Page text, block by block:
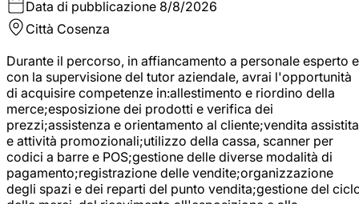
Data di pubblicazione 8/8/2026
Città Cosenza
Durante il percorso, in affiancamento a personale esperto e
con la supervisione del tutor aziendale, avrai l'opportunità
di acquisire competenze in:allestimento e riordino della
merce;esposizione dei prodotti e verifica dei
prezzi;assistenza e orientamento al cliente;vendita assistita
e attività promozionali;utilizzo della cassa, scanner per
codici a barre e POS;gestione delle diverse modalità di
pagamento;registrazione delle vendite;organizzazione
degli spazi e dei reparti del punto vendita;gestione del